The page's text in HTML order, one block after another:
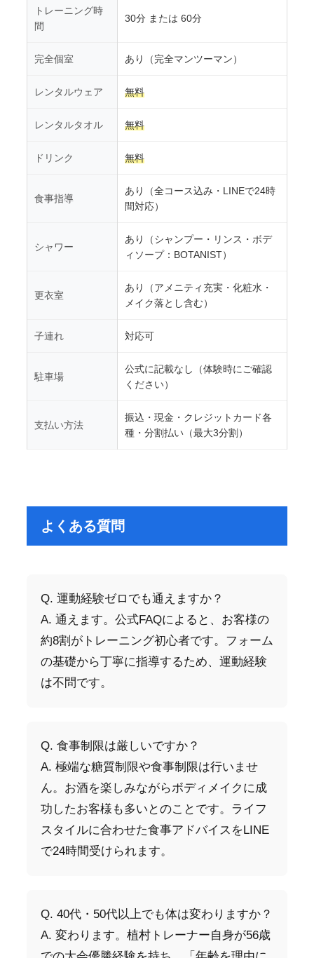
トレーニング時
間
30分 または 60分
完全個室 あり（完全マンツーマン）
レンタルウェア 無料
レンタルタオル 無料
ドリンク 無料
食事指導
あり（全コース込み・LINEで24時
間対応）
シャワー
あり（シャンプー・リンス・ボデ
ィソープ：BOTANIST）
更衣室
あり（アメニティ充実・化粧水・
メイク落とし含む）
子連れ 対応可
駐車場
公式に記載なし（体験時にご確認
ください）
支払い方法
振込・現金・クレジットカード各
種・分割払い（最大3分割）
よくある質問
Q. 運動経験ゼロでも通えますか？
A. 通えます。公式FAQによると、お客様の
約8割がトレーニング初心者です。フォーム
の基礎から丁寧に指導するため、運動経験
は不問です。
Q. 食事制限は厳しいですか？
A. 極端な糖質制限や食事制限は行いませ
ん。お酒を楽しみながらボディメイクに成
功したお客様も多いとのことです。ライフ
スタイルに合わせた食事アドバイスをLINE
で24時間受けられます。
Q. 40代・50代以上でも体は変わりますか？
A. 変わります。植村トレーナー自身が56歳